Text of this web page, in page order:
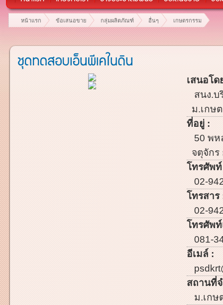
หน้าแรก ข้อเสนอขาย กลุ่มผลิตภัณฑ์ อื่นๆ เกษตรกรรม
เสนอโด
สนง.บ
ม.เกษ
ที่อยู่ :
50 พห
จตุจักร
โทรศัพ
02-
โทรสาร
02-
โทรศัพ
081-
อีเมล์ :
สถานที่
ม.เกษ